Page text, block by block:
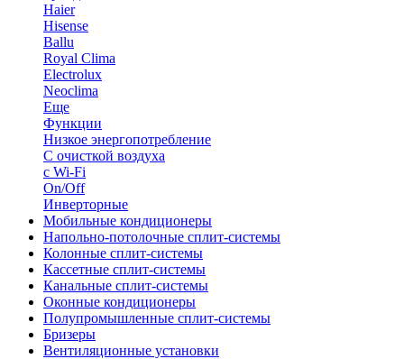
Haier
Hisense
Ballu
Royal Clima
Electrolux
Neoclima
Еще
Функции
Низкое энергопотребление
С очисткой воздуха
с Wi-Fi
On/Off
Инверторные
Мобильные кондиционеры
Напольно-потолоч​ные ​сплит-системы
Колонные ​​сплит-системы
Кассетные сплит-системы
Канальные сплит-системы
Оконные кондиционеры
Полупромышленные сплит-системы
Бризеры
Вентиляционные установки